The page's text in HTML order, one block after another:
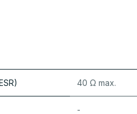
40 Ω max.
-